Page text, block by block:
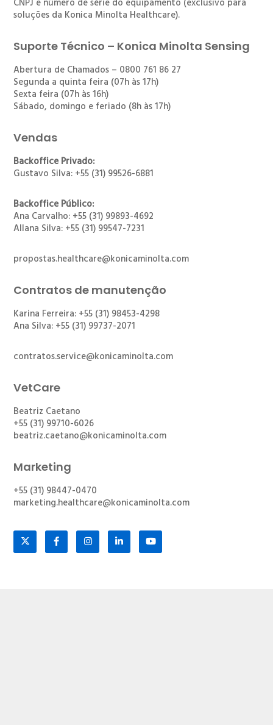
soluções da Konica Minolta Healthcare).
Suporte Técnico – Konica Minolta Sensing
Abertura de Chamados – 0800 761 86 27
Segunda a quinta feira (07h às 17h)
Sexta feira (07h às 16h)
Sábado, domingo e feriado (8h às 17h)
Vendas
Backoffice Privado:
Gustavo Silva: +55 (31) 99526-6881
Backoffice Público:
Ana Carvalho: +55 (31) 99893-4692
Allana Silva: +55 (31) 99547-7231
propostas.healthcare@konicaminolta.com
Contratos de manutenção
Karina Ferreira: +55 (31) 98453-4298
Ana Silva: +55 (31) 99737-2071
contratos.service@konicaminolta.com
VetCare
Beatriz Caetano
+55 (31) 99710-6026
beatriz.caetano@konicaminolta.com
Marketing
+55 (31) 98447-0470
marketing.healthcare@konicaminolta.com